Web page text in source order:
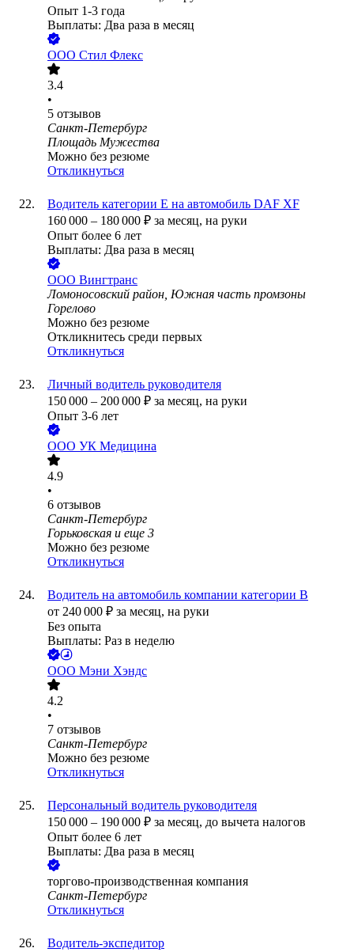
Опыт 1-3 года
Выплаты: Два раза в месяц
ООО Стил Флекс
3.4
•
5 отзывов
Санкт-Петербург
Площадь Мужества
Можно без резюме
Откликнуться
Водитель категории Е на автомобиль DAF XF
160 000 – 180 000 ₽ за месяц, на руки
Опыт более 6 лет
Выплаты: Два раза в месяц
ООО Вингтранс
Ломоносовский район, Южная часть промзоны
Горелово
Можно без резюме
Откликнитесь среди первых
Откликнуться
Личный водитель руководителя
150 000 – 200 000 ₽ за месяц, на руки
Опыт 3-6 лет
ООО УК Медицина
4.9
•
6 отзывов
Санкт-Петербург
Горьковская и еще 3
Можно без резюме
Откликнуться
Водитель на автомобиль компании категории B
от 240 000 ₽ за месяц, на руки
Без опыта
Выплаты: Раз в неделю
ООО Мэни Хэндс
4.2
•
7 отзывов
Санкт-Петербург
Можно без резюме
Откликнуться
Персональный водитель руководителя
150 000 – 190 000 ₽ за месяц, до вычета налогов
Опыт более 6 лет
Выплаты: Два раза в месяц
торгово-производственная компания
Санкт-Петербург
Откликнуться
Водитель-экспедитор